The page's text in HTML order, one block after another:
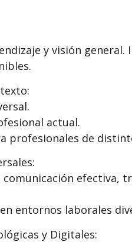
y visión general.
actual.
profesionales de
efectiva,
entornos laborales
y Digitales: